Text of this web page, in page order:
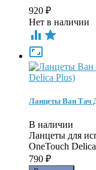
920 ₽
Нет в наличии
 

Ланцеты Ван Тач
В наличии
Ланцеты для
OneTouch
790 ₽